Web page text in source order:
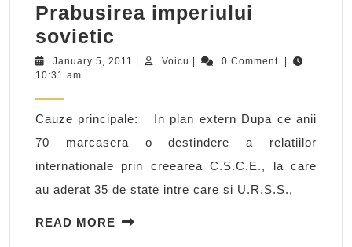
Prabusirea imperiului
sovietic
imperiului
January 5, 2011
January
| Voicu Voicu
| 0 Comment
|
10:31 am
Cauze principale: In plan extern Dupa ce anii
70 marcasera o destindere a relatiilor
internationale prin creearea C.S.C.E., la care
au aderat 35 de state intre care si U.R.S.S.,
READ MORE READ